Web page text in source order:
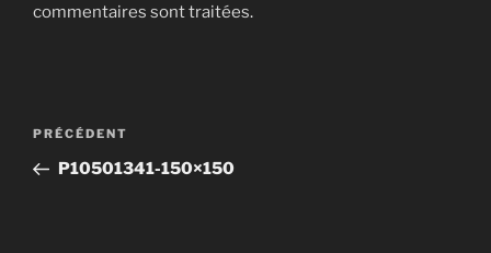
commentaires sont traitées.
Navigation
l’article
Article
précédent
PRÉCÉDENT
P10501341-150×150